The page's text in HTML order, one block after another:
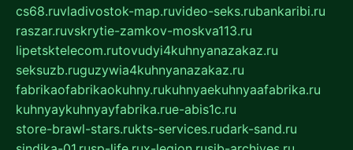
cs68.ruvladivostok-map.ruvideo-seks.rubankaribi.ru
raszar.ruvskrytie-zamkov-moskva113.ru
lipetsktelecom.rutovudyi4kuhnyanazakaz.ru
seksuzb.ruguzywia4kuhnyanazakaz.ru
fabrikaofabrikaokuhny.rukuhnyaekuhnyaafabrika.ru
kuhnyaykuhnyayfabrika.rue-abis1c.ru
store-brawl-stars.rukts-services.rudark-sand.ru